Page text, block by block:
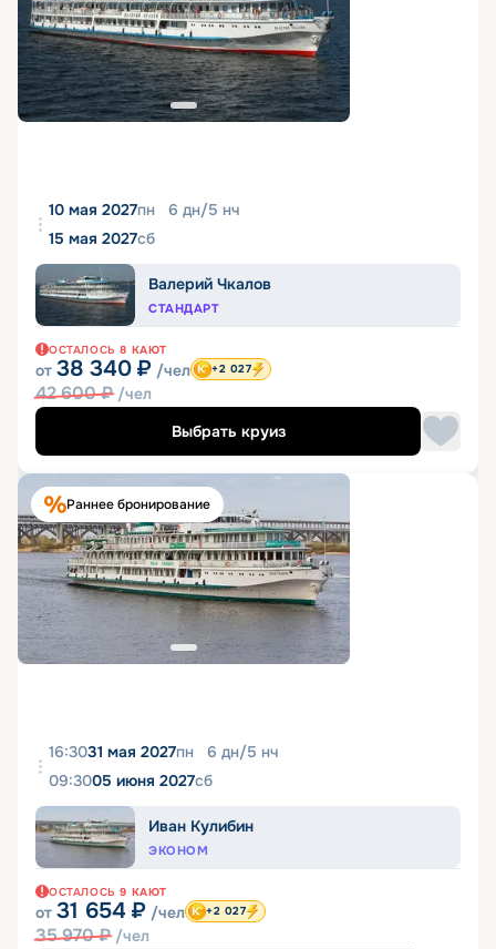
10 мая 2027пн 6 дн/5 нч
15 мая 2027сб
Валерий Чкалов
СТАНДАРТ
ОСТАЛОСЬ 8 КАЮТ
от 38 340 ₽ /чел
42 600₽ /чел
+2 027
Выбрать круиз
Раннее бронирование
16:3031 мая 2027пн 6 дн/5 нч
09:3005 июня 2027сб
Иван Кулибин
ЭКОНОМ
ОСТАЛОСЬ 9 КАЮТ
от 31 654 ₽ /чел
35 970₽ /чел
+2 027